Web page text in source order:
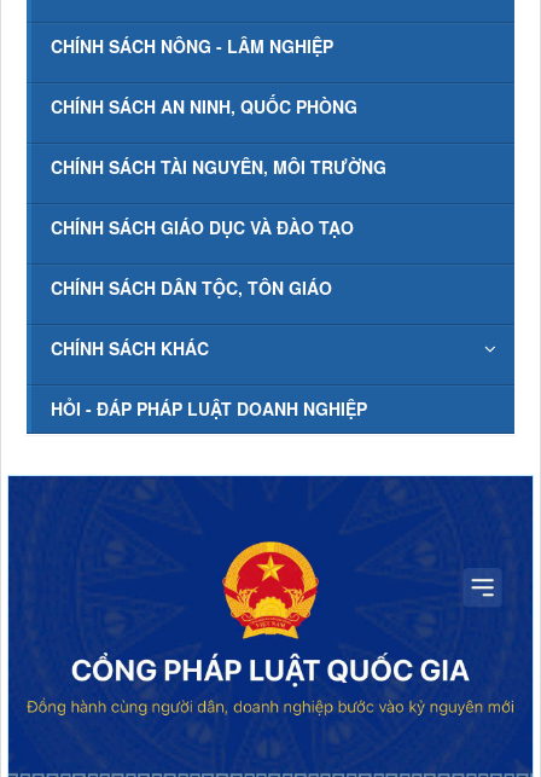
CHÍNH SÁCH NÔNG - LÂM NGHIỆP
CHÍNH SÁCH AN NINH, QUỐC PHÒNG
CHÍNH SÁCH TÀI NGUYÊN, MÔI TRƯỜNG
CHÍNH SÁCH GIÁO DỤC VÀ ĐÀO TẠO
CHÍNH SÁCH DÂN TỘC, TÔN GIÁO
CHÍNH SÁCH KHÁC
HỎI - ĐÁP PHÁP LUẬT DOANH NGHIỆP